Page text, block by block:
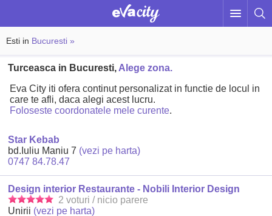
Esti in Bucuresti »
Turceasca in Bucuresti, Alege zona.
Eva City iti ofera continut personalizat in functie de locul in
care te afli, daca alegi acest lucru.
Foloseste coordonatele mele curente.
Star Kebab
bd.Iuliu Maniu 7 (vezi pe harta)
0747 84.78.47
Design interior Restaurante - Nobili Interior Design
2 voturi / nicio parere
Unirii (vezi pe harta)